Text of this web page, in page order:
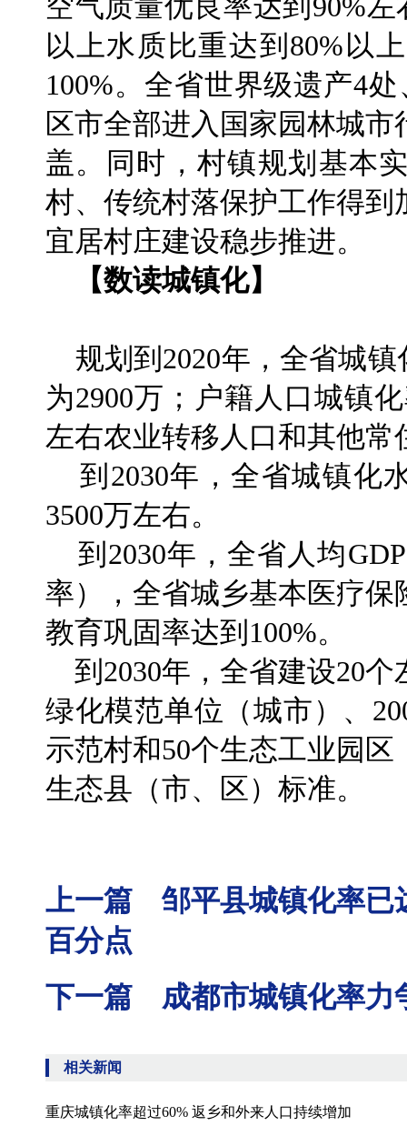
空气质量优良率达到90%
以上水质比重达到80%以
100%。全省世界级遗产4
区市全部进入国家园林城
盖。同时，村镇规划基本
村、传统村落保护工作得
宜居村庄建设稳步推进。
【数读城镇化】
规划到2020年，全省城镇
为2900万；户籍人口城镇
左右农业转移人口和其他常
到2030年，全省城镇化
3500万左右。
到2030年，全省人均
率），全省城乡基本医疗
教育巩固率达到100%。
到2030年，全省建设20个
绿化模范单位（城市）、
示范村和50个生态工业园
生态县（市、区）标准。
上一篇 邹平县城镇化率已
百分点
下一篇 成都市城镇化率力
相关新闻
重庆城镇化率超过60% 返乡和外来人口持续增加